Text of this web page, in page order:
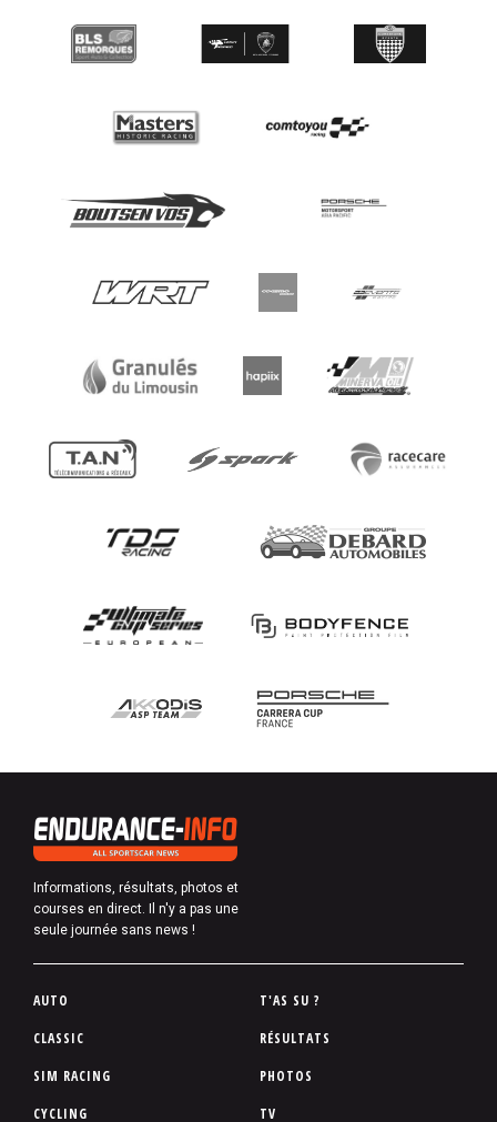
Informations, résultats, photos et
courses en direct. Il n'y a pas une
seule journée sans news !
P
d
d
AUTO
CLASSIC
SIM RACING
CYCLING
T'AS SU ?
RÉSULTATS
PHOTOS
TV